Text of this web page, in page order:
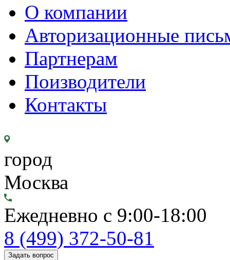
О компании
Авторизационные
Партнерам
Поизводители
Контакты
город
Москва
Ежедневно с 9:00-18:00
8 (499) 372-50-81
Задать вопрос